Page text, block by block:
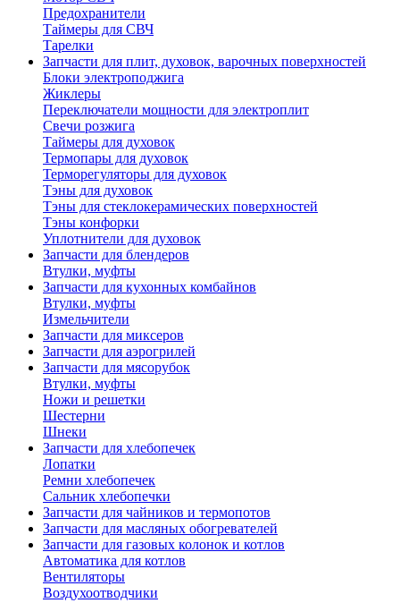
Предохранители
Таймеры для СВЧ
Тарелки
Запчасти для плит, духовок, варочных поверхностей
Блоки электроподжига
Жиклеры
Переключатели мощности для электроплит
Свечи розжига
Таймеры для духовок
Термопары для духовок
Терморегуляторы для духовок
Тэны для духовок
Тэны для стеклокерамических поверхностей
Тэны конфорки
Уплотнители для духовок
Запчасти для блендеров
Втулки, муфты
Запчасти для кухонных комбайнов
Втулки, муфты
Измельчители
Запчасти для миксеров
Запчасти для аэрогрилей
Запчасти для мясорубок
Втулки, муфты
Ножи и решетки
Шестерни
Шнеки
Запчасти для хлебопечек
Лопатки
Ремни хлебопечек
Сальник хлебопечки
Запчасти для чайников и термопотов
Запчасти для масляных обогревателей
Запчасти для газовых колонок и котлов
Автоматика для котлов
Вентиляторы
Воздухоотводчики